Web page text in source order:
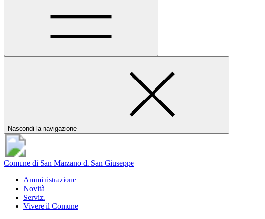
Nascondi la navigazione
Comune di San Marzano di San Giuseppe
Amministrazione
Novità
Servizi
Vivere il Comune